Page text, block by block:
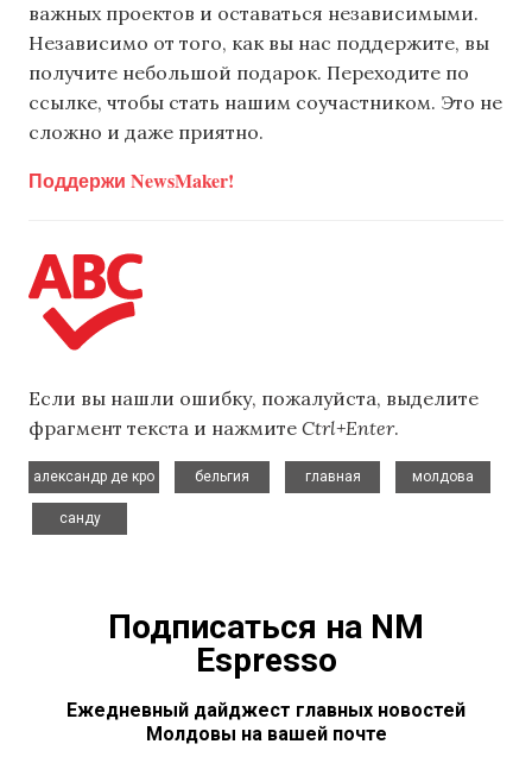
важных проектов и оставаться независимыми.
Независимо от того, как вы нас поддержите, вы
получите небольшой подарок. Переходите по
ссылке, чтобы стать нашим соучастником. Это не
сложно и даже приятно.
Поддержи NewsMaker!
Если вы нашли ошибку, пожалуйста, выделите
фрагмент текста и нажмите Ctrl+Enter.
александр де кро
бельгия
главная
молдова
санду
Подписаться на NM
Espresso
Ежедневный дайджест главных новостей
Молдовы на вашей почте